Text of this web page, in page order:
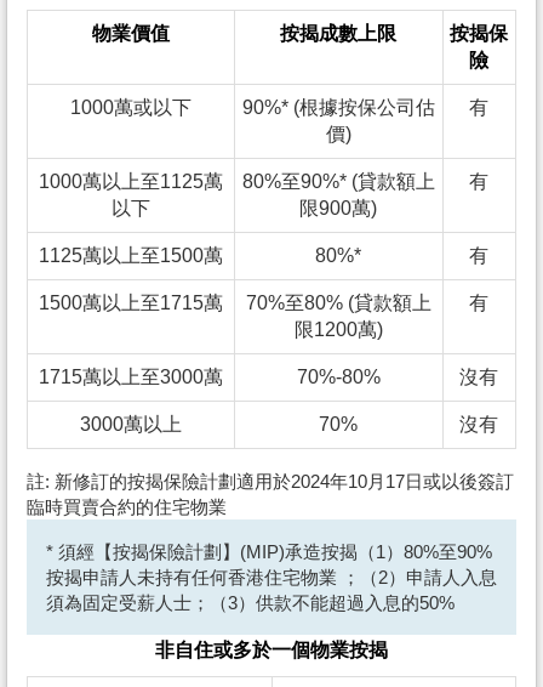
物業價值 按揭成數上限
按揭保
險
1000萬或以下
90%* (根據按保公司估
價)
有
1000萬以上至1125萬
以下
80%至90%* (貸款額上
限900萬)
有
1125萬以上至1500萬 80%* 有
1500萬以上至1715萬
70%至80% (貸款額上
限1200萬)
有
1715萬以上至3000萬 70%-80% 沒有
3000萬以上 70% 沒有
註: 新修訂的按揭保險計劃適用於2024年10月17日或以後簽訂
臨時買賣合約的住宅物業
* 須經【按揭保險計劃】(MIP)承造按揭（1）80%至90%
按揭申請人未持有任何香港住宅物業 ；（2）申請人入息
須為固定受薪人士；（3）供款不能超過入息的50%
非自住或多於一個物業按揭